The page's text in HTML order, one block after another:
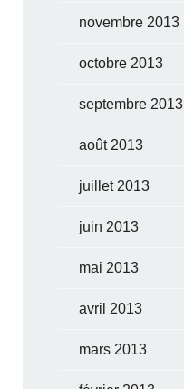
novembre 2013
octobre 2013
septembre 2013
août 2013
juillet 2013
juin 2013
mai 2013
avril 2013
mars 2013